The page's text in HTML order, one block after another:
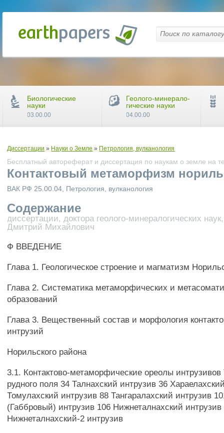
Диссертации » Науки о Земле » Петрология, вулканология
Бесплатный автореферат и диссертация по наукам о земле на
Контактовый метаморфизм
ВАК РФ 25.00.04, Петрология, вулканология
Содержание
диссертации, доктора геолого-минералогических
Дмитрий Михайлович
Ф ВВЕДЕНИЕ
Глава 1. Геологическое строение и магматизм
Глава 2. Систематика метаморфических и
образований
Глава 3. Вещественный состав и морфология
интрузий
Норильского района
3.1. Контактово-метаморфические ореолы интрузивов
рудного поля 34 Талнахский интрузив 36
Томулахский интрузив 88 Тангаралахский интрузив
(Габбровый) интрузив 106 Нижнеталнахский интрузив
Нижнеталнахский-2 интрузив
Биологические
науки
03.00.00
Геолого-минерало-
гические науки
04.00.00